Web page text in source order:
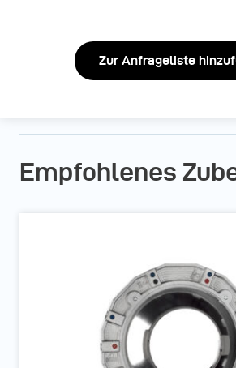
Zur Anfrageliste
Empfohlenes